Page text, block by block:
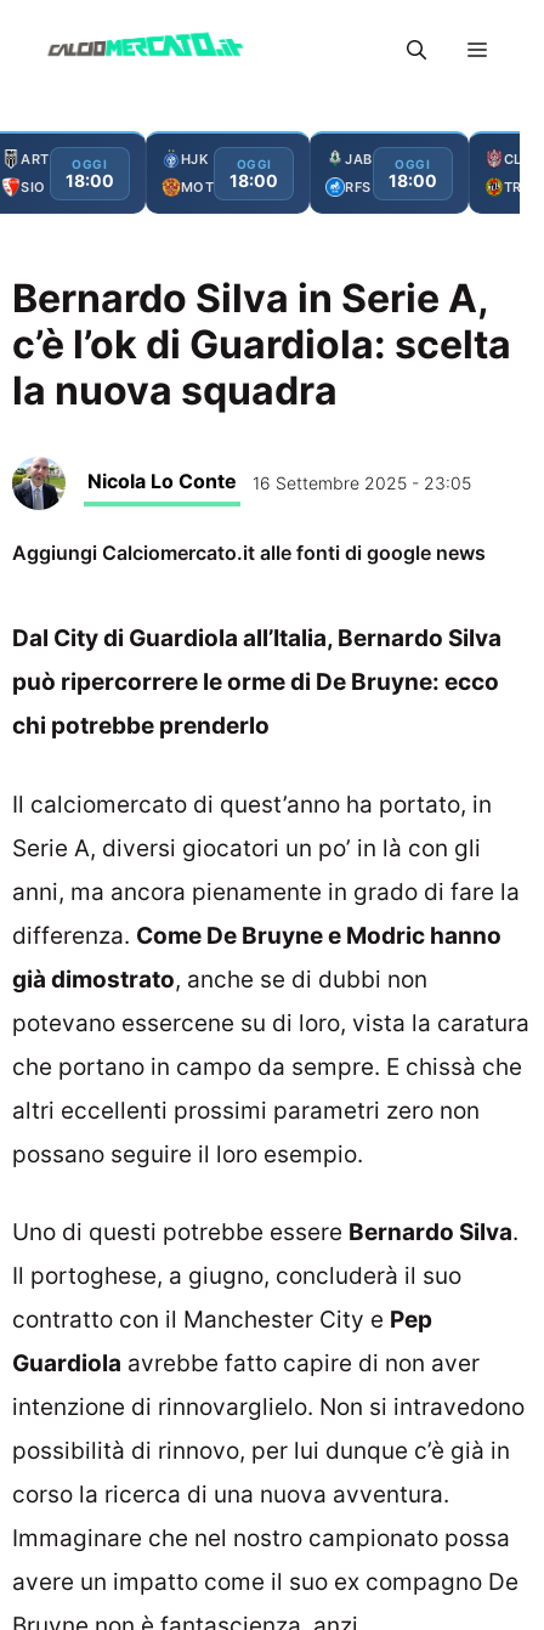
Menu
ART
SIO
OGGI
18:00
HJK
MOT
OGGI
18:00
JAB
RFS
OGGI
18:00
CLJ
TRO
Bernardo Silva in Serie A,
c’è l’ok di Guardiola: scelta
la nuova squadra
Nicola Lo Conte 16 Settembre 2025 - 23:05
Aggiungi Calciomercato.it alle fonti di google news
Dal City di Guardiola all’Italia, Bernardo Silva
può ripercorrere le orme di De Bruyne: ecco
chi potrebbe prenderlo
Il calciomercato di quest’anno ha portato, in
Serie A, diversi giocatori un po’ in là con gli
anni, ma ancora pienamente in grado di fare la
differenza. Come De Bruyne e Modric hanno
già dimostrato, anche se di dubbi non
potevano essercene su di loro, vista la caratura
che portano in campo da sempre. E chissà che
altri eccellenti prossimi parametri zero non
possano seguire il loro esempio.
Uno di questi potrebbe essere Bernardo Silva.
Il portoghese, a giugno, concluderà il suo
contratto con il Manchester City e Pep
Guardiola avrebbe fatto capire di non aver
intenzione di rinnovarglielo. Non si intravedono
possibilità di rinnovo, per lui dunque c’è già in
corso la ricerca di una nuova avventura.
Immaginare che nel nostro campionato possa
avere un impatto come il suo ex compagno De